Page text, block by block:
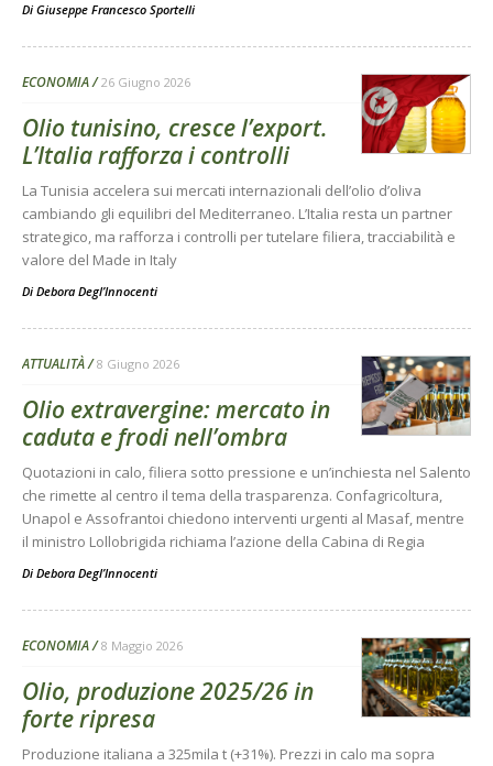
Di Giuseppe Francesco Sportelli
ECONOMIA 26 Giugno 2026
Olio tunisino, cresce l’export.
L’Italia rafforza i controlli
La Tunisia accelera sui mercati internazionali dell’olio d’oliva
cambiando gli equilibri del Mediterraneo. L’Italia resta un partner
strategico, ma rafforza i controlli per tutelare filiera, tracciabilità e
valore del Made in Italy
Di Debora Degl’Innocenti
ATTUALITÀ 8 Giugno 2026
Olio extravergine: mercato in
caduta e frodi nell’ombra
Quotazioni in calo, filiera sotto pressione e un’inchiesta nel Salento
che rimette al centro il tema della trasparenza. Confagricoltura,
Unapol e Assofrantoi chiedono interventi urgenti al Masaf, mentre
il ministro Lollobrigida richiama l’azione della Cabina di Regia
Di Debora Degl’Innocenti
ECONOMIA 8 Maggio 2026
Olio, produzione 2025/26 in
forte ripresa
Produzione italiana a 325mila t (+31%). Prezzi in calo ma sopra